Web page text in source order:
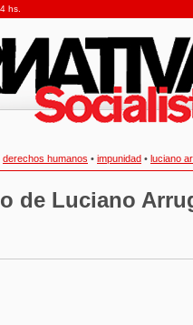
hs.
derechos humanos • impunidad • luciano
de Luciano